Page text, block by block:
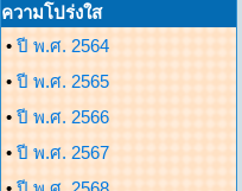
ความโปร่งใส
• ปี พ.ศ. 2564
• ปี พ.ศ. 2565
• ปี พ.ศ. 2566
• ปี พ.ศ. 2567